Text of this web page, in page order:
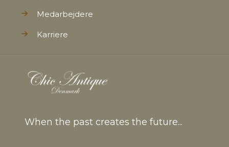
Medarbejdere
Karriere
When the past creates the future...